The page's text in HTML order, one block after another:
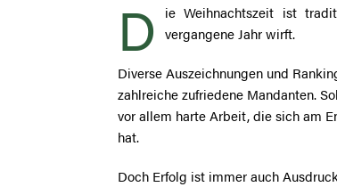
D
ie Weihnachtszeit ist
vergangene Jahr wirft.
Diverse Auszeichnungen und
zahlreiche zufriedene Mandanten.
vor allem harte Arbeit, die sich am
hat.
Doch Erfolg ist immer auch